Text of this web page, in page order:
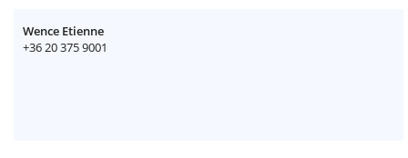
Wence Etienne
+36 20 375 9001